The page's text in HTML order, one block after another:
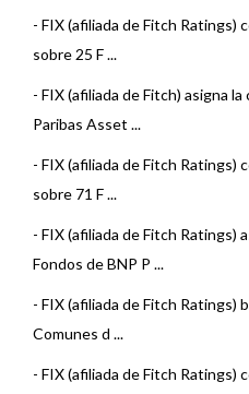
- FIX (afiliada de Fitch Ratings)
sobre 25 F ...
- FIX (afiliada de Fitch) asigna
Paribas Asset ...
- FIX (afiliada de Fitch Ratings)
sobre 71 F ...
- FIX (afiliada de Fitch Ratings)
Fondos de BNP P ...
- FIX (afiliada de Fitch Ratings)
Comunes d ...
- FIX (afiliada de Fitch Ratings)